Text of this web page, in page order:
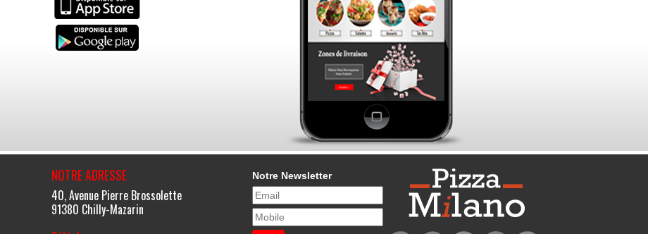
NOTRE ADRESSE
40, Avenue Pierre Brossolette
91380 Chilly-Mazarin
Notre Newsletter